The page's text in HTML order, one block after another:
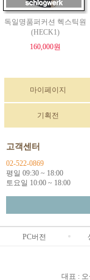
독일명품퍼커션 헥스틱원
(HECK1)
160,000원
마이페이지
기획전
고객센터
02-522-0869
평일 09:30 ~ 18:00
토요일 10:00 ~ 18:00
PC버전
대표 :